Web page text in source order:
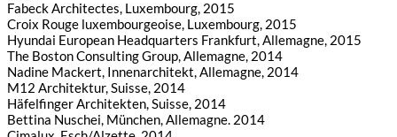
Fabeck Architectes, Luxembourg, 2015
Croix Rouge luxembourgeoise, Luxembourg, 2015
Hyundai European Headquarters Frankfurt, Allemagne, 2015
The Boston Consulting Group, Allemagne, 2014
Nadine Mackert, Innenarchitekt, Allemagne, 2014
M12 Architektur, Suisse, 2014
Häfelfinger Architekten, Suisse, 2014
Bettina Nuschei, München, Allemagne. 2014